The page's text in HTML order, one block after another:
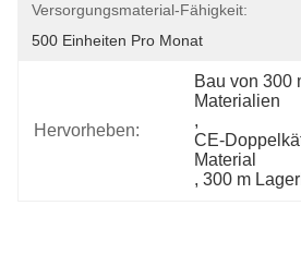
Versorgungsmaterial-Fähigkeit:
500 Einheiten Pro Monat
Hervorheben:
Bau von 300
Materialien
,
CE-
Material
, 300 m